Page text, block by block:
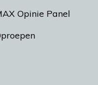
Opinie Panel